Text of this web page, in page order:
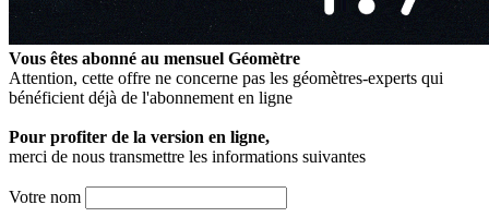
Vous êtes abonné au mensuel Géomètre
Attention, cette offre ne concerne pas les géomètres-experts qui
bénéficient déjà de l'abonnement en ligne
Pour profiter de la version en ligne,
merci de nous transmettre les informations suivantes
Votre nom